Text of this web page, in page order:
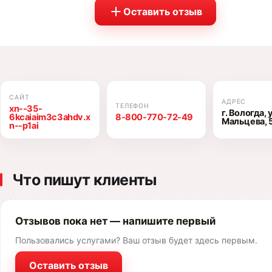
Оставить отзыв
САЙТ
xn--35-
6kcaiaim3c3ahdv.x
n--p1ai
ТЕЛЕФОН
8-800-770-72-49
АДРЕС
г. Вологда,
Мальцева,
Что пишут клиенты
Отзывов пока нет — напишите первый
Пользовались услугами? Ваш отзыв будет здесь первым.
Оставить отзыв